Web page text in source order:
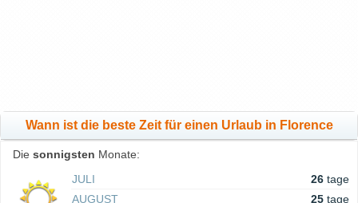
Wann ist die beste Zeit für einen Urlaub in Florence
Die sonnigsten Monate:
JULI
26 tage
AUGUST
25 tage